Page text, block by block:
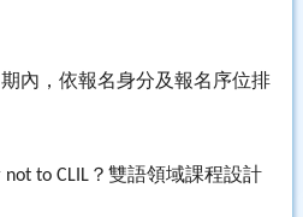
內，依報名身分及報名序位排
not to CLIL ？雙語領域課程設計